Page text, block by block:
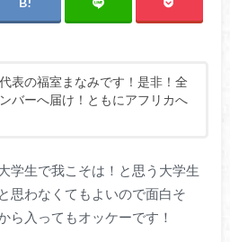
表の福室まなみです！是非！全
バーへ届け！ともにアフリカへ
学生で我こそは！と思う大学生
思わなくてもよいので面白そ
ら入ってもオッケーです！